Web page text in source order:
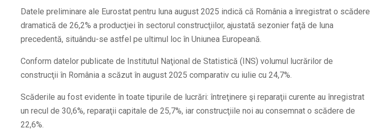
Datele preliminare ale Eurostat pentru luna august 2025 indică că România a înregistrat o scădere
dramatică de 26,2% a producţiei în sectorul construcţiilor, ajustată sezonier faţă de luna
precedentă, situându-se astfel pe ultimul loc în Uniunea Europeană.
Conform datelor publicate de Institutul Naţional de Statistică (INS) volumul lucrărilor de
construcţii în România a scăzut în august 2025 comparativ cu iulie cu 24,7%.
Scăderile au fost evidente în toate tipurile de lucrări: întreţinere şi reparaţii curente au înregistrat
un recul de 30,6%, reparaţii capitale de 25,7%, iar construcţiile noi au consemnat o scădere de
22,6%.